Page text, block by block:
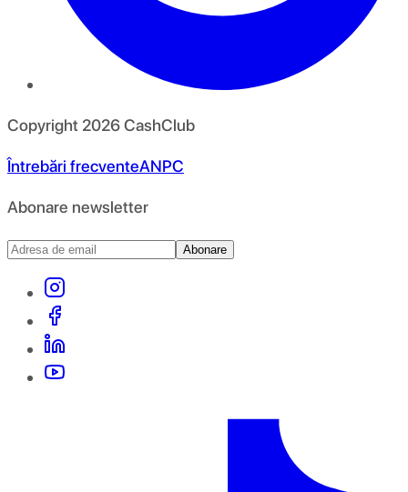
Copyright 2026CashClub
Întrebări frecventeANPC
Abonare newsletter
Abonare